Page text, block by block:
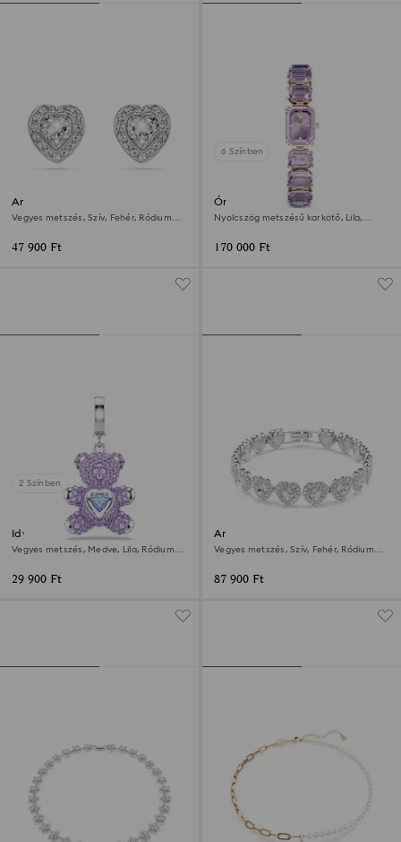
Ariana Grande x Swarovski
bedugós fülbevaló
Vegyes metszés, Szív, Fehér, Ródium
47 900 Ft
6 Színben
Óra
Nyolcszög metszésű karkötő, Lila,
170 000 Ft
2 Színben
Idyllia dísz
Vegyes metszés, Medve, Lila, Ródium
29 900 Ft
Ariana Grande x Swarovski
karkötő
Vegyes metszés, Szív, Fehér, Ródium
87 900 Ft